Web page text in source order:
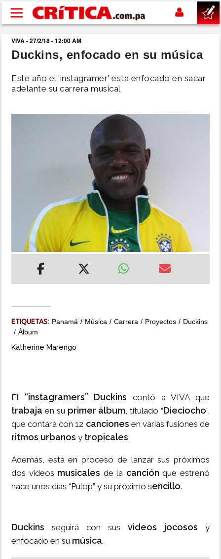
Pasar al contenido principal
buscar
INSÓLITAS
MULTIMEDIA
VIVA - 27/2/18 - 12:00 AM
Duckins, enfocado en su música
Este año el 'instagramer' esta enfocado en sacar
adelante su carrera musical
ETIQUETAS: Panamá Música Carrera Proyectos
Duckins
Álbum
Katherine Marengo
El “instagramers” Duckins contó a VIVA que
trabaja en su primer álbum, titulado “Dieciocho”,
que contará con 12 canciones en varias fusiones de
ritmos urbanos y tropicales.
Además, está en proceso de lanzar sus próximos
dos videos musicales de la canción que estrenó
hace unos días “Pulop” y su próximo sencillo.
Duckins seguirá con sus videos jocosos y
enfocado en su música.